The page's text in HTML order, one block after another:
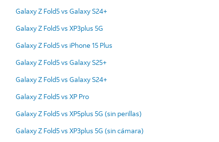
Galaxy Z Fold5 vs Galaxy S24+
Galaxy Z Fold5 vs XP3plus 5G
Galaxy Z Fold5 vs iPhone 15 Plus
Galaxy Z Fold5 vs Galaxy S25+
Galaxy Z Fold5 vs Galaxy S24+
Galaxy Z Fold5 vs XP Pro
Galaxy Z Fold5 vs XP5plus 5G (sin perillas)
Galaxy Z Fold5 vs XP3plus 5G (sin cámara)